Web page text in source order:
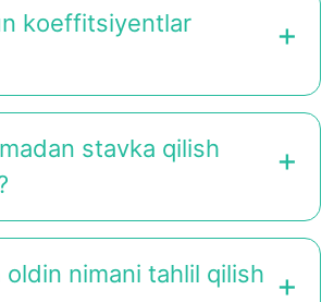
koeffitsiyentlar
stavka qilish
oldin nimani tahlil qilish